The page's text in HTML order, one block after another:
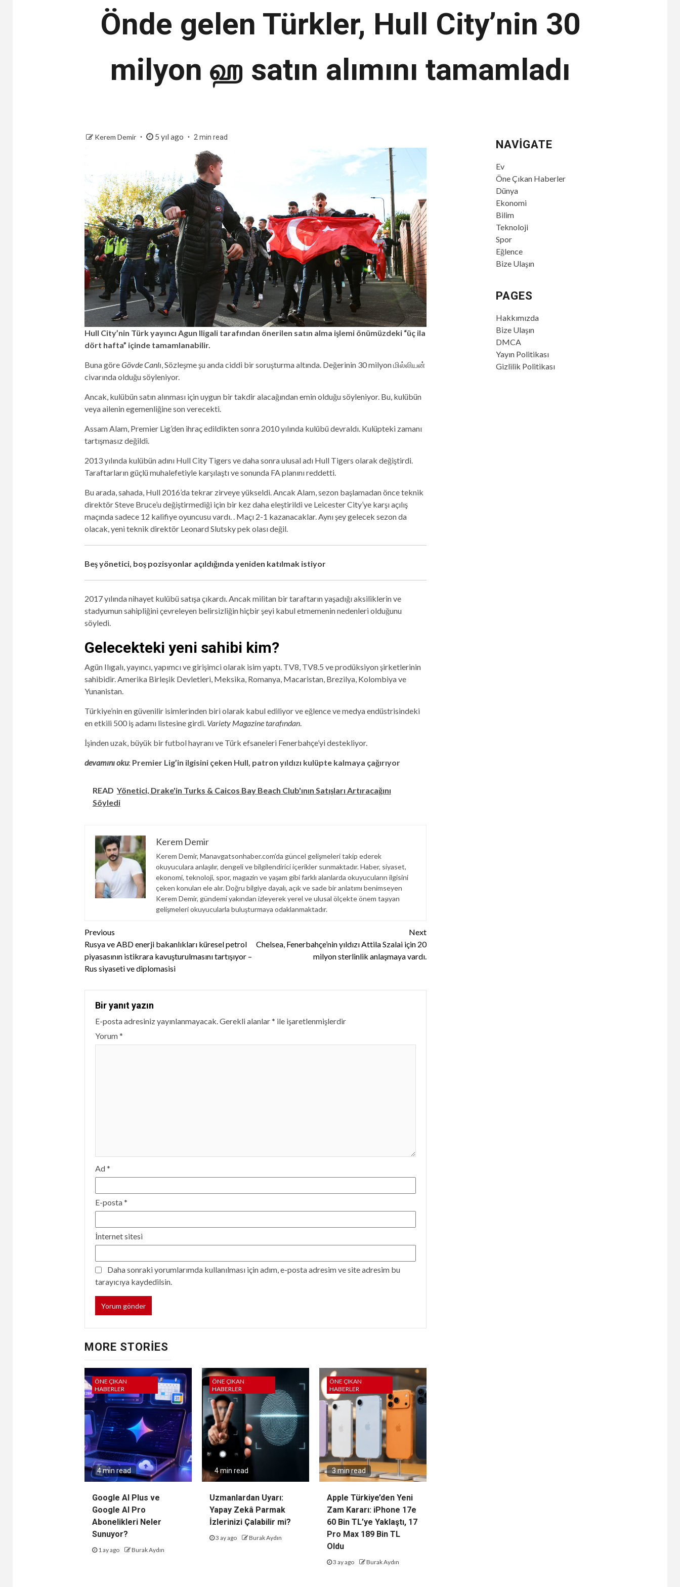
Önde gelen Türkler, Hull City’nin 30
milyon ஹ satın alımını tamamladı
Kerem Demir 5 yıl ago 2 min read
Hull City’nin Türk yayıncı Agun Iligali tarafından önerilen satın alma işlemi önümüzdeki “üç ila
dört hafta” içinde tamamlanabilir.
Buna göreGövde Canlı, Sözleşme şu anda ciddi bir soruşturma altında. Değerinin 30 milyon மில்லியன்
civarında olduğu söyleniyor.
Ancak, kulübün satın alınması için uygun bir takdir alacağından emin olduğu söyleniyor. Bu, kulübün
veya ailenin egemenliğine son verecekti.
Assam Alam, Premier Lig’den ihraç edildikten sonra 2010 yılında kulübü devraldı. Kulüpteki zamanı
tartışmasız değildi.
2013 yılında kulübün adını Hull City Tigers ve daha sonra ulusal adı Hull Tigers olarak değiştirdi.
Taraftarların güçlü muhalefetiyle karşılaştı ve sonunda FA planını reddetti.
Bu arada, sahada, Hull 2016’da tekrar zirveye yükseldi. Ancak Alam, sezon başlamadan önce teknik
direktör Steve Bruce’u değiştirmediği için bir kez daha eleştirildi ve Leicester City’ye karşı açılış
maçında sadece 12 kalifiye oyuncusu vardı. . Maçı 2-1 kazanacaklar. Aynı şey gelecek sezon da
olacak, yeni teknik direktör Leonard Slutsky pek olası değil.
Beş yönetici, boş pozisyonlar açıldığında yeniden katılmak istiyor
2017 yılında nihayet kulübü satışa çıkardı. Ancak militan bir taraftarın yaşadığı aksiliklerin ve
stadyumun sahipliğini çevreleyen belirsizliğin hiçbir şeyi kabul etmemenin nedenleri olduğunu
söyledi.
Gelecekteki yeni sahibi kim?
Agün Ilıgalı, yayıncı, yapımcı ve girişimci olarak isim yaptı. TV8, TV8.5 ve prodüksiyon şirketlerinin
sahibidir.Amerika Birleşik Devletleri, Meksika, Romanya, Macaristan, Brezilya, Kolombiya ve
Yunanistan.
Türkiye’nin en güvenilir isimlerinden biri olarak kabul ediliyor ve eğlence ve medya endüstrisindeki
en etkili 500 iş adamı listesine girdi. Variety Magazine tarafından.
İşinden uzak, büyük bir futbol hayranı ve Türk efsaneleri Fenerbahçe’yi destekliyor.
devamını oku: Premier Lig’in ilgisini çeken Hull, patron yıldızı kulüpte kalmaya çağırıyor
READ Yönetici, Drake'in Turks & Caicos Bay Beach Club'ının Satışları Artıracağını
Söyledi
Kerem Demir
Kerem Demir, Manavgatsonhaber.com’da güncel gelişmeleri takip ederek
okuyuculara anlaşılır, dengeli ve bilgilendirici içerikler sunmaktadır. Haber, siyaset,
ekonomi, teknoloji, spor, magazin ve yaşam gibi farklı alanlarda okuyucuların ilgisini
çeken konuları ele alır. Doğru bilgiye dayalı, açık ve sade bir anlatımı benimseyen
Kerem Demir, gündemi yakından izleyerek yerel ve ulusal ölçekte önem taşıyan
gelişmeleri okuyucularla buluşturmaya odaklanmaktadır.
Continue
Reading
Previous
Rusya ve ABD enerji bakanlıkları küresel petrol
piyasasının istikrara kavuşturulmasını tartışıyor –
Rus siyaseti ve diplomasisi
Next
Chelsea, Fenerbahçe’nin yıldızı Attila Szalai için 20
milyon sterlinlik anlaşmaya vardı.
Bir yanıt yazın
E-posta adresiniz yayınlanmayacak.Gerekli alanlar* ile işaretlenmişlerdir
Yorum*
Ad*
E-posta*
İnternet sitesi
Daha sonraki yorumlarımda kullanılması için adım, e-posta adresim ve site adresim bu
tarayıcıya kaydedilsin.
MORE STORIES
ÖNE ÇIKAN
HABERLER
4 min read
Google AI Plus ve
Google AI Pro
Abonelikleri Neler
Sunuyor?
1 ay ago Burak Aydın
ÖNE ÇIKAN
HABERLER
4 min read
Uzmanlardan Uyarı:
Yapay Zekâ Parmak
İzlerinizi Çalabilir mi?
3 ay ago Burak Aydın
ÖNE ÇIKAN
HABERLER
3 min read
Apple Türkiye’den Yeni
Zam Kararı: iPhone 17e
60 Bin TL’ye Yaklaştı, 17
Pro Max 189 Bin TL
Oldu
3 ay ago Burak Aydın
NAVIGATE
Ev
Öne Çıkan Haberler
Dünya
Ekonomi
Bilim
Teknoloji
Spor
Eğlence
Bize Ulaşın
PAGES
Hakkımızda
Bize Ulaşın
DMCA
Yayın Politikası
Gizlilik Politikası